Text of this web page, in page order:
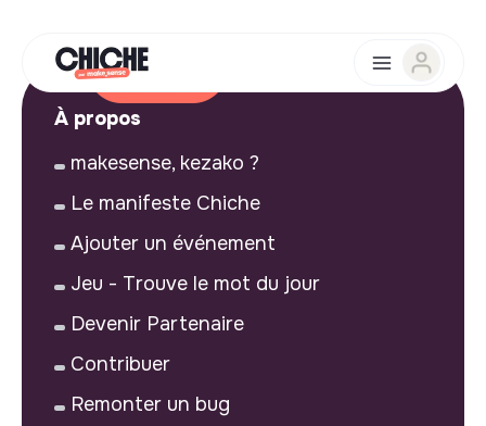
À propos
makesense, kezako ?
Le manifeste Chiche
Ajouter un événement
Jeu - Trouve le mot du jour
Devenir Partenaire
Contribuer
Remonter un bug